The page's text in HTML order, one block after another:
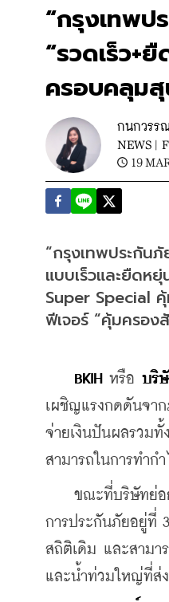
“กรุงเทพป
“รวดเร็ว+
ครอบคลุม
กนกวรร
NEWS |
19
“กรุงเทพประกัน
แบบเร็วและยืดห
Super Special
ฟีเจอร์ “คุ้มครอง
BKIH หรือ บริ
เผชิญแรงกดดันจา
จ่ายเงินปันผลรวมทั้
สามารถในการทำกำ
ขณะที่บริษัทย่อ
การประกันภัยอยู่ที่
สถิติเดิม และสามา
และน้ำท่วมใหญ่ที่ส่